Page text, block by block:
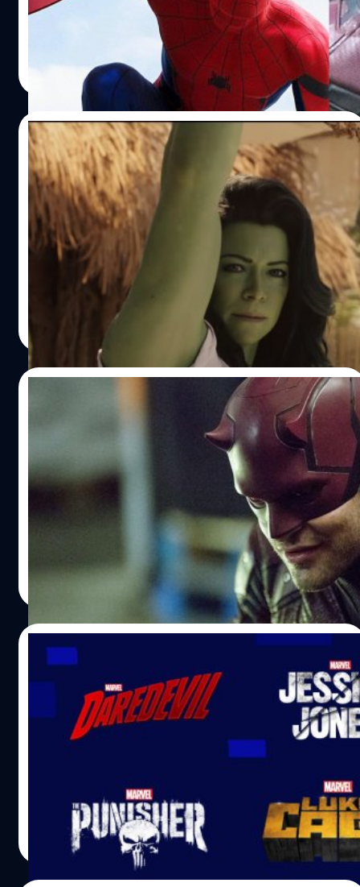
News เกี่ยวกับทิศทางต่าง ๆ ของจักรวาล MCU
| 1475 days ago
Read More
24/07/2022
เผยตัวละครสำคัญในตัวอย่างซีรีส์ She-Hulk:
Attorney at Law
ปล่อยมาสด ๆ ร้อน ๆ สำหรับตัวอย่างใหม่ของ 'She-Hulk:
Attorney at Law' ที่ตัวอย่างซีรีส์ก่อนหน้านี้เน้นความโบ๊ะบ๊ะ
เถิดเทิง ของทนายสาวเจ้าเสน่ห์อย่าง เจนนิเฟอร์ วอลเทอร์ส
(Jennifer Walters) ญาติของบรูซ แบนเนอร์ หรือ ฮัลค์ พ่อฮีโร่
ร่างยักษ์ตัวเขียวที่ได้ มาร์ค รัฟฟาลี (Mark Ruffalo) กลับมา
รับบทเดิมของเขา
Mano Wanawerusit| 1475 days ago
Read More
ทนายขั้นเทพ ‘Daredevil’ จะกลับมาอีกครั้งบน
แฟน 'Daredevil' เตรียมเฮ เพราะ Marvel Studios เตรียมซุ่ม
พัฒนาบทซีรีส์ 'Daredevil' ขึ้นใหม่เพื่อเตรียมฉายผ่านสตรีม
มิง Disney+
ภควรรณ สัตยกิจกุล| 1537 days ago
20/05/2022
6 ซีรีส์ Marvel ไลฟ์แอ็กชัน เตรียมกลับมาสตรี
ม 29 มิ.ย. นี้บน Disney+ Hotstar เท่านั้น
ถ้าใครได้ติดตามข่าวก็จะทราบว่าเมื่อต้นเดือนที่ผ่านมา ซีรีส์
ไลฟ์แอ็กชันจาก Marvel ที่สตรีมอยู่บน Netflix นั้นถูกถอด
ออก เนื่องจากหมดระยะเวลาการสตรีม ซึ่งแน่นอนว่าต้องกลับ
มาอาศัยบ้านเก่าอย่าง Disney+ ซึ่งในหลาย ๆ ประเทศได้เริ่ม
สตรีมกันไปได้แล้วเมื่อกลางเดือนที่ผ่านมา
ศุภกานต์ เหล่ารัตนกุล| 1541 days ago
Read More